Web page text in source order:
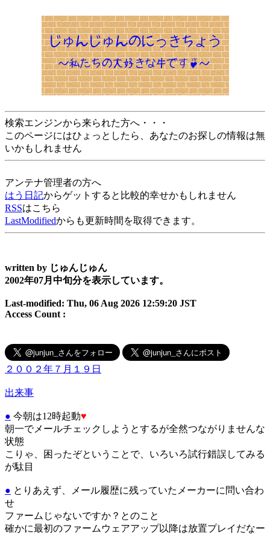
検索エンジンから来られた方へ・・・
このページにはひょっとしたら、あなたのお探しの情報は無
いかもしれません
アンテナ管理者の方へ
はう日記からゲットすると比較的幸せかもしれません
RSSはこちら
LastModifiedからも更新時間を取得できます。
written by じゅんじゅん
2002年07月中旬分を表示しています。
Last-modified: Thu, 06 Aug 2026 12:59:20 JST
Access Count :
２００２年７月１９日
出来事
● 今朝は12時起動♥
朝一でメールチェックしようとするが全然つながりませんな
状態
こりゃ、困ったぞということで、いろいろ試行錯誤してみる
が駄目
● とりあえず、メール履歴に残っていたメーカーに問い合わ
せ
ファームじゃないですか？とのこと
確かに最初のファームウェアアップ以降は放置プレイだなー